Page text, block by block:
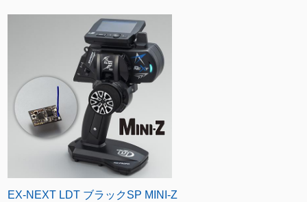
EX-NEXT LDT ブラックSP MINI-Z